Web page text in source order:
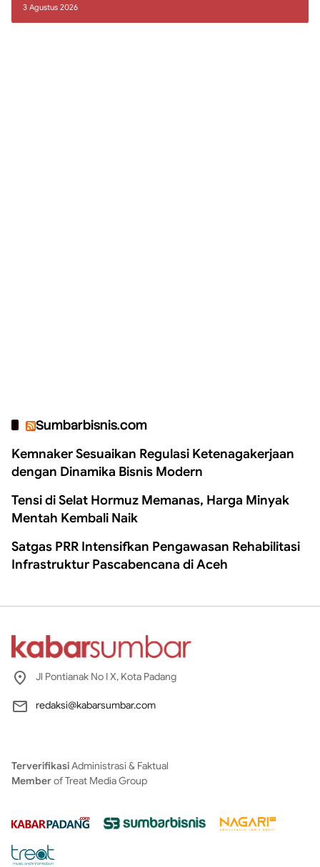
3 Agustus 2026
Sumbarbisnis.com
Kemnaker Sesuaikan Regulasi Ketenagakerjaan
dengan Dinamika Bisnis Modern
Tensi di Selat Hormuz Memanas, Harga Minyak
Mentah Kembali Naik
Satgas PRR Intensifkan Pengawasan Rehabilitasi
Infrastruktur Pascabencana di Aceh
Jl Pontianak No I X, Kota Padang
redaksi@kabarsumbar.com
TerverifikasiAdministrasi & Faktual
Memberof Treat Media Group